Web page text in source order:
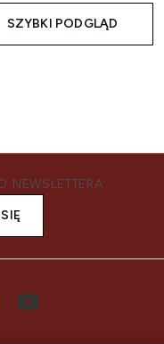
SZYBKI PODGLĄD
NEWSLETTERA